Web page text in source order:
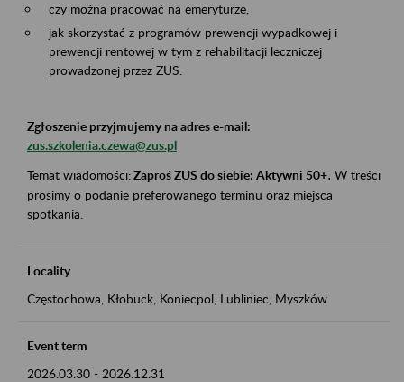
czy można pracować na emeryturze,
jak skorzystać z programów prewencji wypadkowej i
prewencji rentowej w tym z rehabilitacji leczniczej
prowadzonej przez ZUS.
Zgłoszenie przyjmujemy na adres e-mail:
zus.szkolenia.czewa@zus.pl
Temat wiadomości:Zaproś ZUS do siebie: Aktywni 50+. W treści
prosimy o podanie preferowanego terminu oraz miejsca
spotkania.
Locality
Częstochowa, Kłobuck, Koniecpol, Lubliniec, Myszków
Event term
2026.03.30 - 2026.12.31